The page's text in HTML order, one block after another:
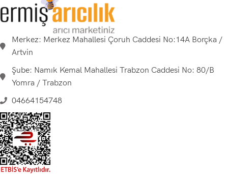
Merkez: Merkez Mahallesi Çoruh Caddesi No:14A Borçka /
Artvin
Şube: Namık Kemal Mahallesi Trabzon Caddesi No: 80/B
Yomra / Trabzon
04664154748